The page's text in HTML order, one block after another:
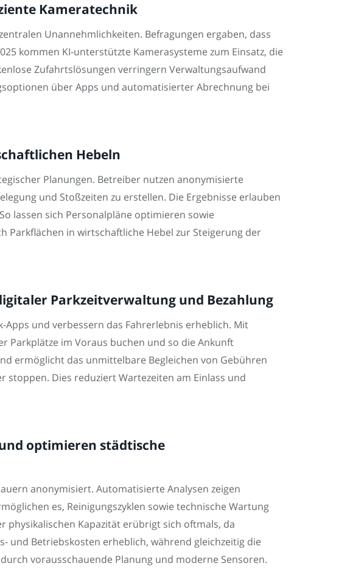
Kameratechnik
Unannehmlichkeiten. Befragungen ergaben, dass
kommen KI-unterstützte Kamerasysteme zum Einsatz, die
Zufahrtslösungen verringern Verwaltungsaufwand
über Apps und automatisierter Abrechnung bei
Hebeln
Planungen. Betreiber nutzen anonymisierte
und Stoßzeiten zu erstellen. Die Ergebnisse erlauben
lassen sich Personalpläne optimieren sowie
Parkflächen in wirtschaftliche Hebel zur Steigerung der
Parkzeitverwaltung und Bezahlung
und verbessern das Fahrerlebnis erheblich. Mit
Parkplätze im Voraus buchen und so die Ankunft
ermöglicht das unmittelbare Begleichen von Gebühren
stoppen. Dies reduziert Wartezeiten am Einlass und
optimieren städtische
anonymisiert. Automatisierte Analysen zeigen
es, Reinigungszyklen sowie technische Wartung
physikalischen Kapazität erübrigt sich oftmals, da
und Betriebskosten erheblich, während gleichzeitig die
vorausschauende Planung und moderne Sensoren.